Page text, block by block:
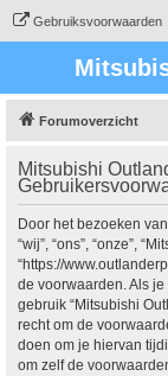
Gebruiksvoorwaarden
Forumoverzicht
Mitsubishi
Door het bezoeken
“wij”, “ons”, “onze”,
“https://
de voorwaarden. Als
gebruik “Mitsubishi
recht om de
doen om je hiervan
om zelf de